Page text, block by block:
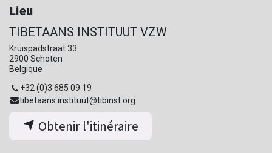
Lieu
TIBETAANS INSTITUUT VZW
Kruispadstraat 33
2900 Schoten
Belgique
+32 (0)3 685 09 19
tibetaans.instituut@tibinst.org
Obtenir l'itinéraire